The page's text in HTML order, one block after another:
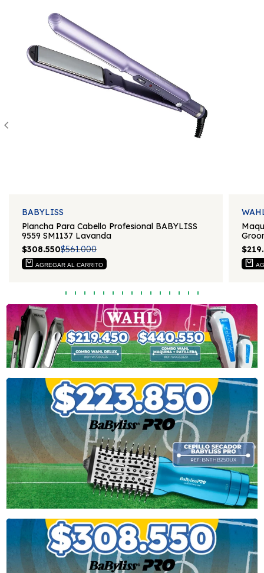
BABYLISS
Plancha Para Cabello Profesional BABYLISS
9559 SM1137 Lavanda
Precio
de
venta
$308.550Precio
regular
$561.000
AGREGAR AL CARRITO
de